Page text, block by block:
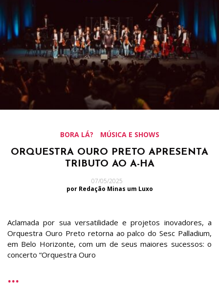
BORA LÁ? MÚSICA E SHOWS
ORQUESTRA OURO PRETO APRESENTA
TRIBUTO AO A-HA
07/05/2025
por Redação Minas um Luxo
Aclamada por sua versatilidade e projetos inovadores, a
Orquestra Ouro Preto retorna ao palco do Sesc Palladium,
em Belo Horizonte, com um de seus maiores sucessos: o
concerto “Orquestra Ouro